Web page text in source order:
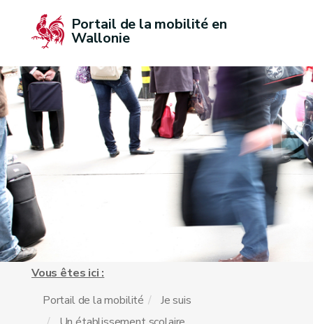
Portail de la mobilité en
Wallonie
Vous êtes ici :
Portail de la mobilité
Je suis